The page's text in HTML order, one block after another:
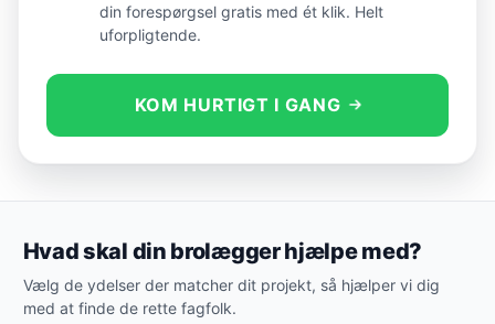
din forespørgsel gratis med ét klik. Helt
uforpligtende.
KOM HURTIGT I GANG
Hvad skal din brolægger hjælpe med?
Vælg de ydelser der matcher dit projekt, så hjælper vi dig
med at finde de rette fagfolk.